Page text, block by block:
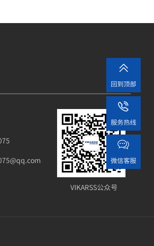
VIKARSS公众号

回到顶部

服务热线

微信客服